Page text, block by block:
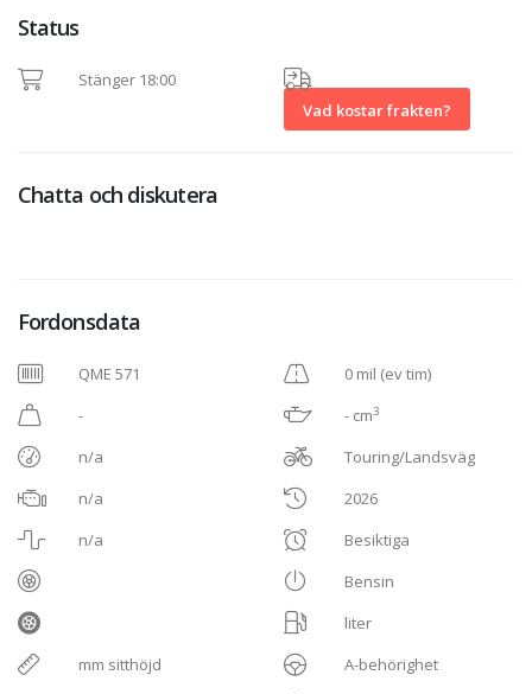
Status
Stänger 18:00
Vad kostar frakten?
Chatta och diskutera
Fordonsdata
QME 571
-
n/a
n/a
n/a
mm sitthöjd
0 mil (ev tim)
- cm3
Touring/Landsväg
2026
Besiktiga
Bensin
liter
A-behörighet